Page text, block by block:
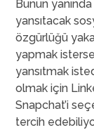
Bunun
yansıtacak
özgürlüğü
yapmak
yansıtmak
olmak için
Snapchat’i
tercih